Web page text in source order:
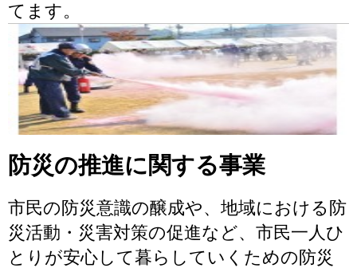
てます。
防災の推進に関する事業
市民の防災意識の醸成や、地域における防
災活動・災害対策の促進など、市民一人ひ
とりが安心して暮らしていくための防災